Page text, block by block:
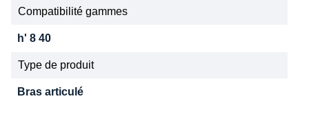
Compatibilité gammes
h' 8 40
Type de produit
Bras articulé